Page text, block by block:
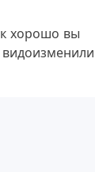
хорошо вы